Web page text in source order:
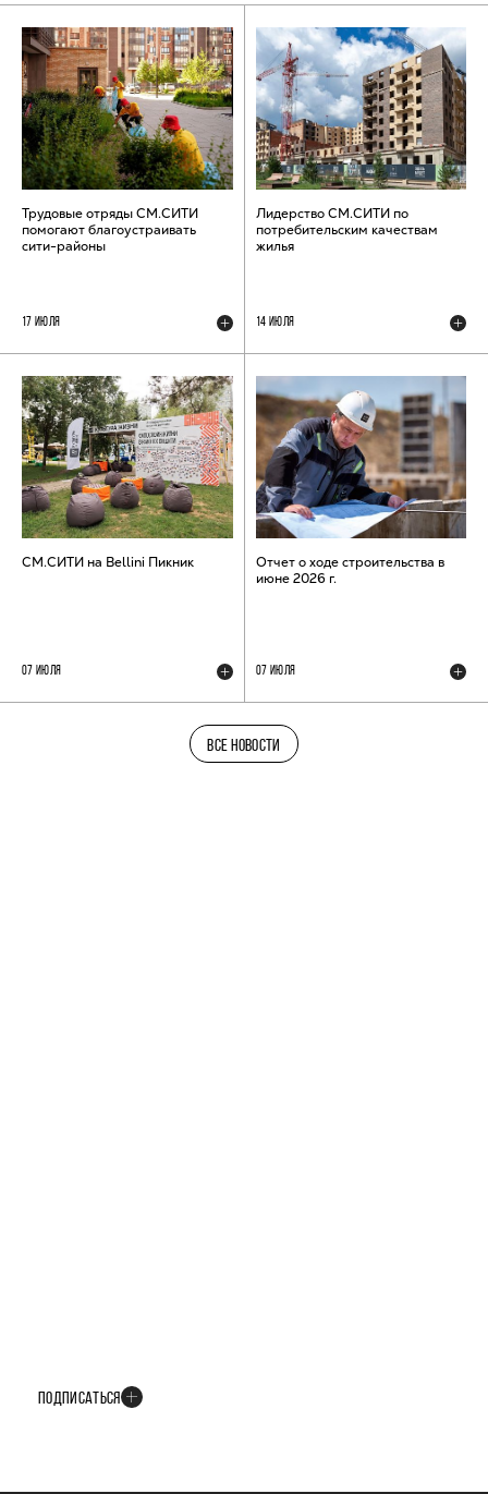
Трудовые отряды СМ.СИТИ
помогают благоустраивать
сити-районы
17 ИЮЛЯ
Лидерство СМ.СИТИ по
потребительским качествам
жилья
14 ИЮЛЯ
СМ.СИТИ на Bellini Пикник
07 ИЮЛЯ
Отчет о ходе строительства в
июне 2026 г.
07 ИЮЛЯ
ВСЕ НОВОСТИ
ПОДПИСАТЬСЯ